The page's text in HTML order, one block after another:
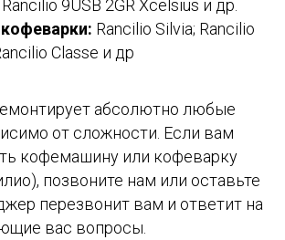
9USB 2GR Xcelsius и др.
Rancilio Silvia; Rancilio
Classe и др
абсолютно любые
от сложности. Если вам
кофемашину или кофеварку
позвоните нам или оставьте
перезвонит вам и ответит на
вас вопросы.